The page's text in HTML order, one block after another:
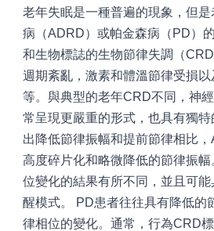
老年失眠是一種普遍的現象，但
病（ADRD）或帕金森病（PD）
和生物標誌的生物節律失調（
週期紊亂，激素和體溫節律受損
等。與典型的老年CRD不同，神
常呈現更嚴重的形式，也具有獨
出降低節律振幅和提前節律相比
高度碎片化和略微降低的節律振
位變化的結果有所不同，並且可
醒模式。 PD患者往往具有降低的
律相位的變化。通常，行為CRD